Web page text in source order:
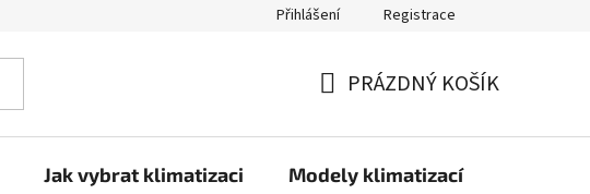
Přihlášení Registrace
KOŠÍK
PRÁZDNÝ KOŠÍK
Jak vybrat klimatizaci Modely klimatizací